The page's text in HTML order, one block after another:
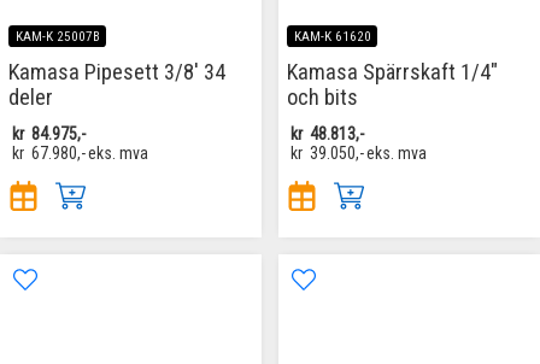
KAM-K 25007B
Kamasa Pipesett 3/8' 34
deler
kr 84.975,-
kr 67.980,-eks. mva
KAM-K 61620
Kamasa Spärrskaft 1/4"
och bits
kr 48.813,-
kr 39.050,-eks. mva